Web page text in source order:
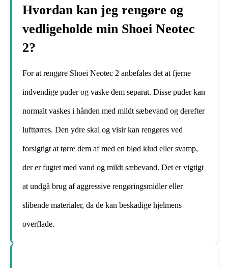
Hvordan kan jeg rengøre og
vedligeholde min Shoei Neotec
2?
For at rengøre Shoei Neotec 2 anbefales det at fjerne
indvendige puder og vaske dem separat. Disse puder kan
normalt vaskes i hånden med mildt sæbevand og derefter
lufttørres. Den ydre skal og visir kan rengøres ved
forsigtigt at tørre dem af med en blød klud eller svamp,
der er fugtet med vand og mildt sæbevand. Det er vigtigt
at undgå brug af aggressive rengøringsmidler eller
slibende materialer, da de kan beskadige hjelmens
overflade.